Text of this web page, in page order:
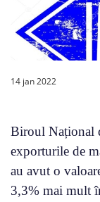
14 jan 2022
Biroul Național
exporturile de
au avut o
3,3% mai mult